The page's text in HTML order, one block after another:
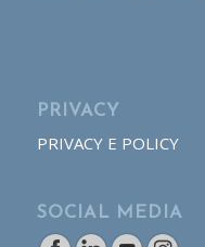
PRIVACY
PRIVACY E POLICY
SOCIAL MEDIA